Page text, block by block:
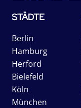
STÄDTE
Berlin
Hamburg
Herford
Bielefeld
Köln
München